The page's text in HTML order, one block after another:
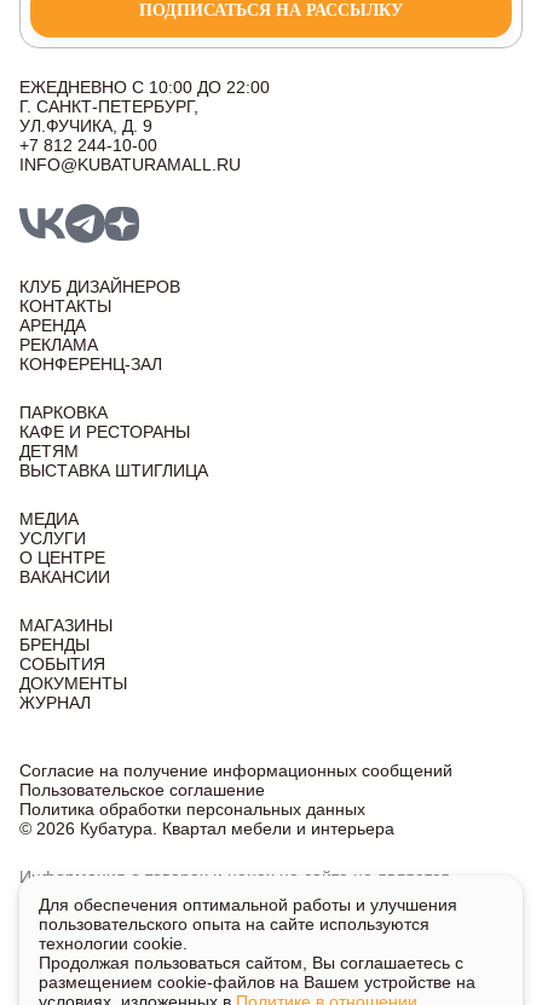
ПОДПИСАТЬСЯ НА РАССЫЛКУ
ЕЖЕДНЕВНО С 10:00 ДО 22:00
Г. САНКТ-ПЕТЕРБУРГ,
УЛ.ФУЧИКА, Д. 9
+7 812 244-10-00
INFO@KUBATURAMALL.RU
КЛУБ ДИЗАЙНЕРОВ
КОНТАКТЫ
АРЕНДА
РЕКЛАМА
КОНФЕРЕНЦ-ЗАЛ
ПАРКОВКА
КАФЕ И РЕСТОРАНЫ
ДЕТЯМ
ВЫСТАВКА ШТИГЛИЦА
МЕДИА
УСЛУГИ
О ЦЕНТРЕ
ВАКАНСИИ
МАГАЗИНЫ
БРЕНДЫ
СОБЫТИЯ
ДОКУМЕНТЫ
ЖУРНАЛ
© 2026 Кубатура. Квартал мебели и интерьера
Согласие на получение информационных сообщений
Пользовательское соглашение
Политика обработки персональных данных
Информация о товарах и ценах на сайте не является
публичной офертой, носит исключительно информационный
характер.
Для получения подробной информации о наличии
и стоимости указанных товаров и услуг напишите или
позвоните нам.
Для обеспечения оптимальной работы и улучшения
пользовательского опыта на сайте используются
технологии cookie.
Продолжая пользоваться сайтом, Вы соглашаетесь с
размещением cookie-файлов на Вашем устройстве на